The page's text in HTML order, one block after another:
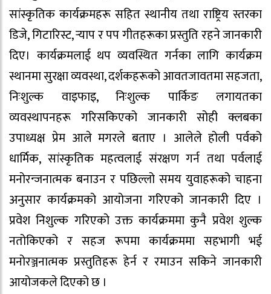
सांस्कृतिक कार्यक्रमहरू सहित स्थानीय तथा राष्ट्रिय स्तरका
डिजे, गिटारिस्ट, र्‍याप र पप गीतहरूका प्रस्तुति रहने जानकारी
दिए। कार्यक्रमलाई थप व्यवस्थित गर्नका लागि कार्यक्रम
स्थानमा सुरक्षा व्यवस्था, दर्शकहरूको आवतजावतमा सहजता,
निःशुल्क वाइफाइ, निःशुल्क पार्किङ लगायतका
व्यवस्थापनहरू गरिसकिएको जानकारी सोही क्लबका
उपाध्यक्ष प्रेम आले मगरले बताए । आलेले होली पर्वको
धार्मिक, सांस्कृतिक महत्वलाई संरक्षण गर्न तथा पर्वलाई
मनोरन्जनात्मक बनाउन र पछिल्लो समय युवाहरूको चाहना
अनुसार कार्यक्रमको आयोजना गरिएको जानकारी दिए ।
प्रवेश निशुल्क गरिएको उक्त कार्यक्रममा कुनै प्रवेश शुल्क
नतोकिएको र सहज रूपमा कार्यक्रममा सहभागी भई
मनोरञ्जनात्मक प्रस्तुतिहरू हेर्न र रमाउन सकिने जानकारी
आयोजकले दिएको छ ।